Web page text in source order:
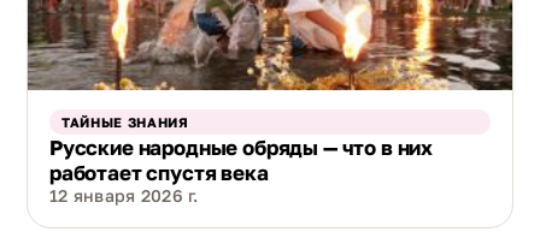
ТАЙНЫЕ ЗНАНИЯ
Русские народные обряды — что в них
работает спустя века
12 января 2026 г.